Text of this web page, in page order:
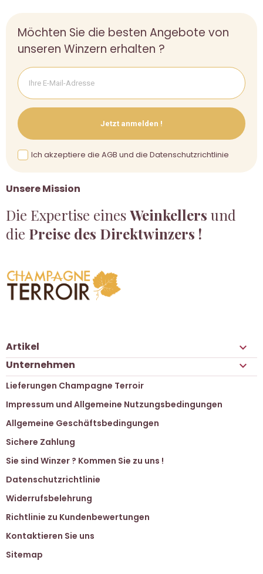
Unsere Mission
Die Expertise einesWeinkellers und
die Preise des Direktwinzers !
Möchten Sie die besten Angebote von
unseren Winzern erhalten ?
Jetzt anmelden !
Ich akzeptiere die AGB und die Datenschutzrichtlinie
Artikel 
Unternehmen 
Lieferungen Champagne Terroir
Impressum und Allgemeine Nutzungsbedingungen
Allgemeine Geschäftsbedingungen
Sichere Zahlung
Sie sind Winzer ? Kommen Sie zu uns !
Datenschutzrichtlinie
Widerrufsbelehrung
Richtlinie zu Kundenbewertungen
Kontaktieren Sie uns
Sitemap